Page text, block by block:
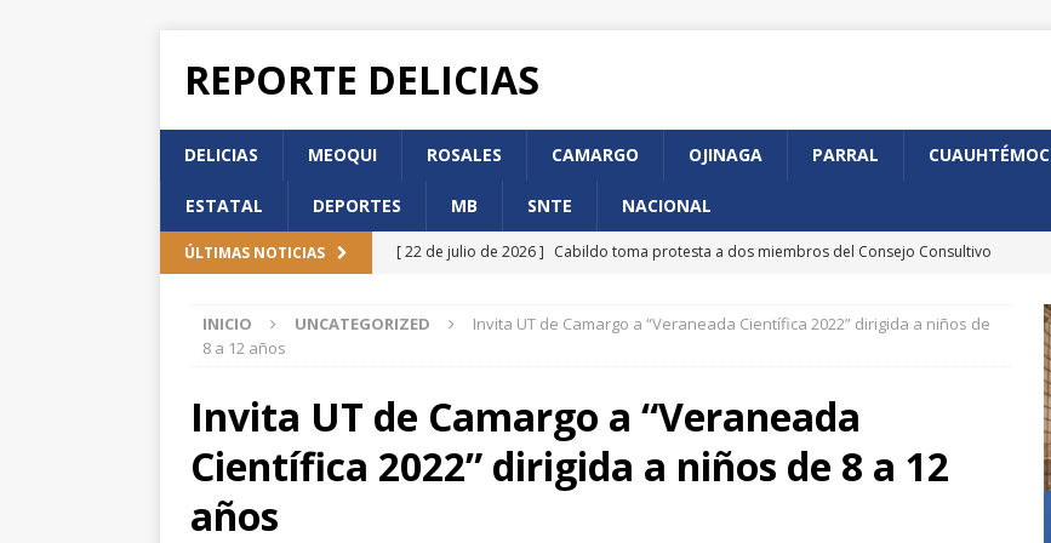
REPORTE DELICIAS
DELICIAS MEOQUI ROSALES CAMARGO OJINAGA PARRAL CUAUHTÉMOC
ESTATAL DEPORTES MB SNTE NACIONAL
ÚLTIMAS NOTICIAS [ 22 de julio de 2026 ] Cabildo toma protesta a dos miembros del Consejo Consultivo
[ 22 de julio de 2026 ] Anuncia GKN Aerospace expansión de su planta en Chihuahua
[ 22 de julio de 2026 ] Arranca en Chihuahua programa piloto de CURP Biométrica
DELICIAS
INICIO UNCATEGORIZED
Invita UT de Camargo a “Veraneada Científica 2022” dirigida a niños de
8 a 12 años
Invita UT de Camargo a “Veraneada
Científica 2022” dirigida a niños de 8 a 12
años